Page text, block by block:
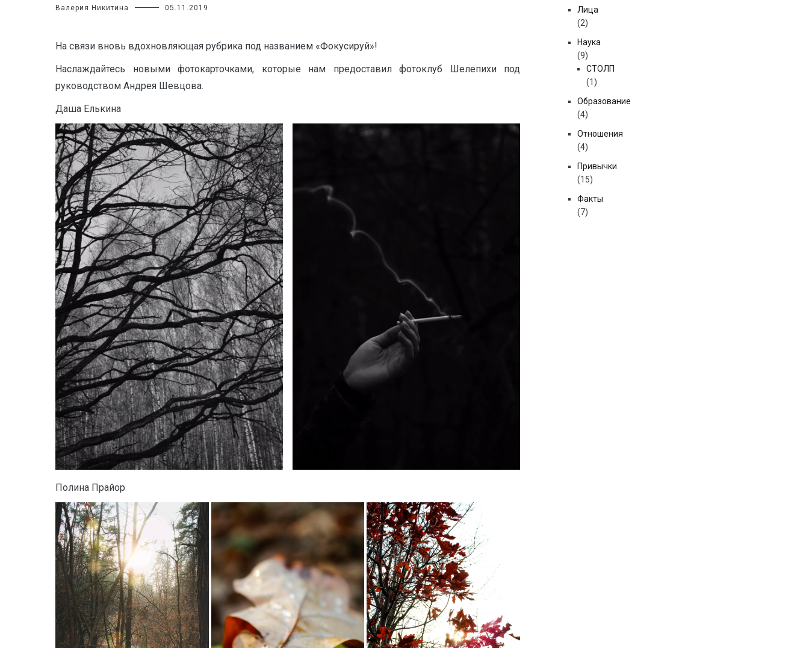
Валерия Никитина 05.11.2019
На связи вновь вдохновляющая рубрика под названием «Фокусируй»!
Наслаждайтесь новыми фотокарточками, которые нам предоставил фотоклуб Шелепихи под
руководством Андрея Шевцова.
Даша Елькина
Полина Прайор
Лица
(2)
Наука
(9)
СТОЛП
(1)
Образование
(4)
Отношения
(4)
Привычки
(15)
Факты
(7)